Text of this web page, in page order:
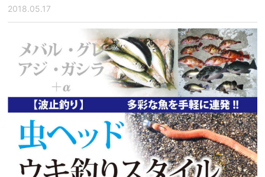
2018.05.17